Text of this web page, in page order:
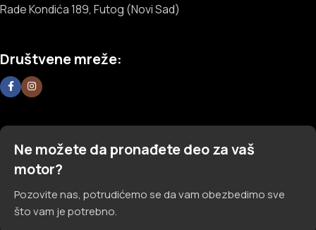
Rade Kondića 189, Futog (Novi Sad)
Društvene mreže:
Ne možete da pronađete deo za vaš
motor?
Pozovite nas, potrudićemo se da vam obezbedimo sve
što vam je potrebno.